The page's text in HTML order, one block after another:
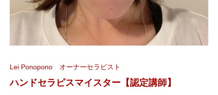
Lei Ponopono オーナーセラピスト
ハンドセラピスマイスター【認定講師】